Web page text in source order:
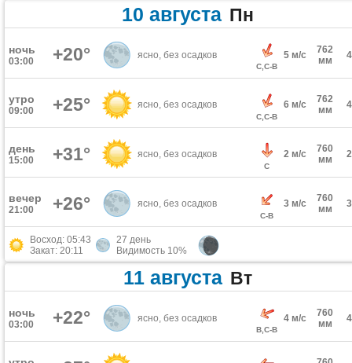
10 августа Пн
ночь
03:00 +20° ясно, без осадков
С,С-В
5 м/с
762
мм
утро
09:00 +25° ясно, без осадков
С,С-В
6 м/с
762
мм
день
15:00 +31° ясно, без осадков
С
2 м/с
760
мм
вечер
21:00 +26° ясно, без осадков
С-В
3 м/с
760
мм
Восход: 05:43
Закат: 20:11
27 день
Видимость 10%
11 августа Вт
ночь
03:00 +22° ясно, без осадков
В,С-В
4 м/с
760
мм